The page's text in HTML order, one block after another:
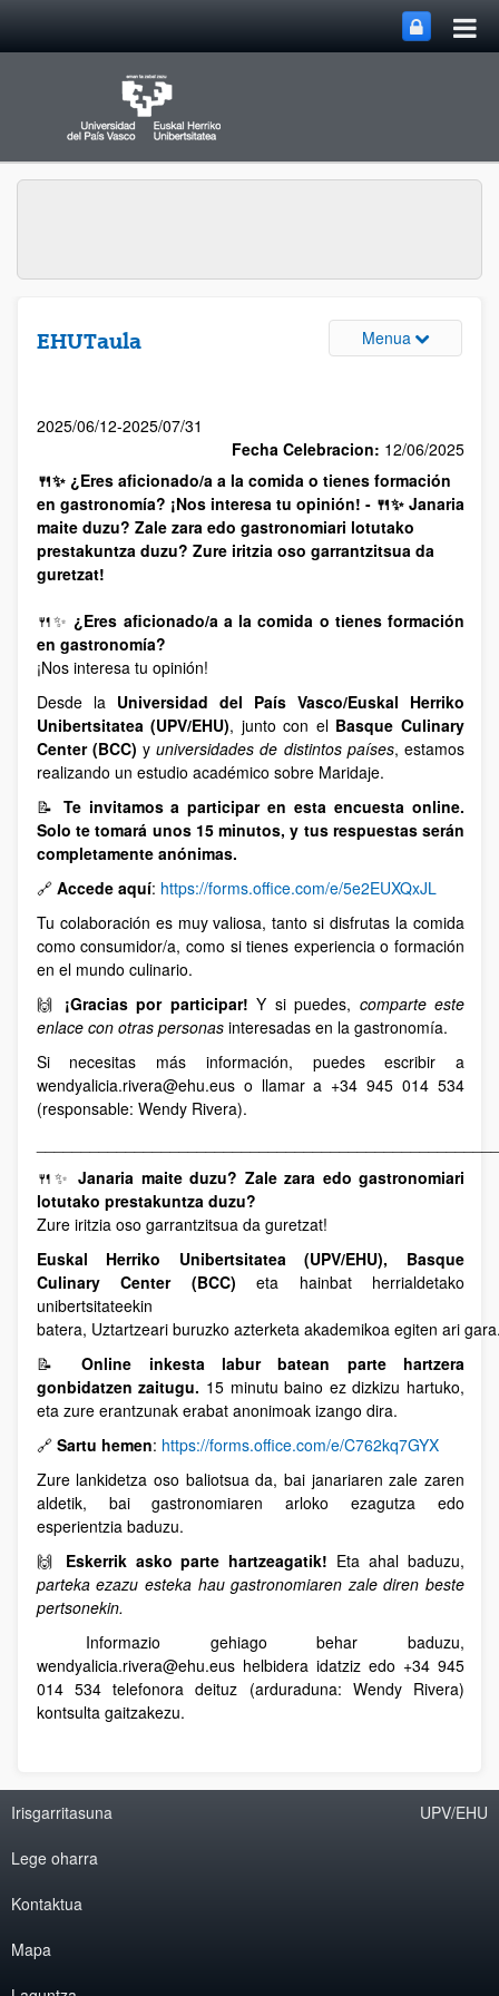
EHUTaula Menua
2025/06/12-2025/07/31
Fecha Celebracion: 12/06/2025
🍴✨ ¿Eres aficionado/a a la comida o tienes formación
en gastronomía? ¡Nos interesa tu opinión! - 🍴✨ Janaria
maite duzu? Zale zara edo gastronomiari lotutako
prestakuntza duzu? Zure iritzia oso garrantzitsua da
guretzat!
🍴✨¿Eres aficionado/a a la comida o tienes formación
en gastronomía?
¡Nos interesa tu opinión!
Desde la Universidad del País Vasco/Euskal Herriko
Unibertsitatea (UPV/EHU), junto con el Basque Culinary
Center (BCC) yuniversidades de distintos países, estamos
realizando un estudio académico sobre Maridaje.
📝 Te invitamos a participar en esta encuesta online.
Solo te tomará unos 15 minutos, y tus respuestas serán
completamente anónimas.
🔗 Accede aquí: https://forms.office.com/e/5e2EUXQxJL
Tu colaboración es muy valiosa, tanto si disfrutas la comida
como consumidor/a, como si tienes experiencia o formación
en el mundo culinario.
🙌 ¡Gracias por participar!Y si puedes, comparte este
enlace con otras personas interesadas en la gastronomía.
Si necesitas más información, puedes escribir a
wendyalicia.rivera@ehu.eus o llamar a +34 945 014 534
(responsable: Wendy Rivera).
🍴✨Janaria maite duzu? Zale zara edo gastronomiari
lotutako prestakuntza duzu?
Zure iritzia oso garrantzitsua da guretzat!
Euskal Herriko Unibertsitatea (UPV/EHU), Basque
Culinary Center (BCC) eta hainbat herrialdetako
unibertsitateekin
batera, Uztartzeari buruzko azterketa akademikoa egiten ari
📝Online inkesta labur batean parte hartzera
gonbidatzen zaitugu. 15 minutu baino ez dizkizu hartuko,
eta zure erantzunak erabat anonimoak izango dira.
🔗 Sartu hemen: https://forms.office.com/e/C762kq7GYX
Zure lankidetza oso baliotsua da, bai janariaren zale zaren
aldetik, bai gastronomiaren arloko ezagutza edo
esperientzia baduzu.
🙌 Eskerrik asko parte hartzeagatik! Eta ahal baduzu,
parteka ezazu esteka hau gastronomiaren zale diren beste
pertsonekin.
Informazio gehiago behar baduzu,
wendyalicia.rivera@ehu.eus helbidera idatziz edo +34 945
014 534 telefonora deituz (arduraduna: Wendy Rivera)
kontsulta gaitzakezu.
Irisgarritasuna
Lege oharra
Kontaktua
Mapa
UPV/EHU